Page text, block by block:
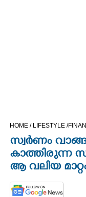
OPINION
PHOTOS
HOME / LIFESTYLE /
സ്വർണം
കാത്തിരുന്ന
ആ വലിയ